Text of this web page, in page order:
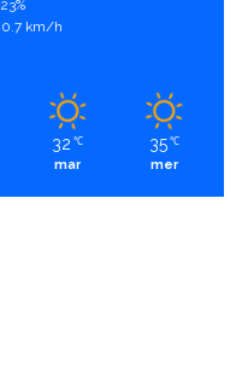
23%
0.7 km/h
32 ℃
mar
35 ℃
mer